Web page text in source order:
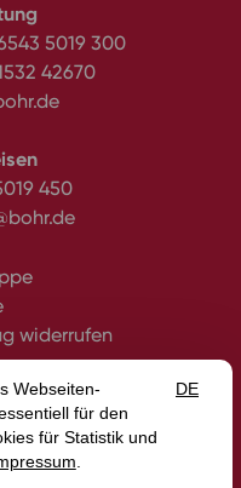
5019 300
42670
450
widerrufen
AGB
MediaBlog